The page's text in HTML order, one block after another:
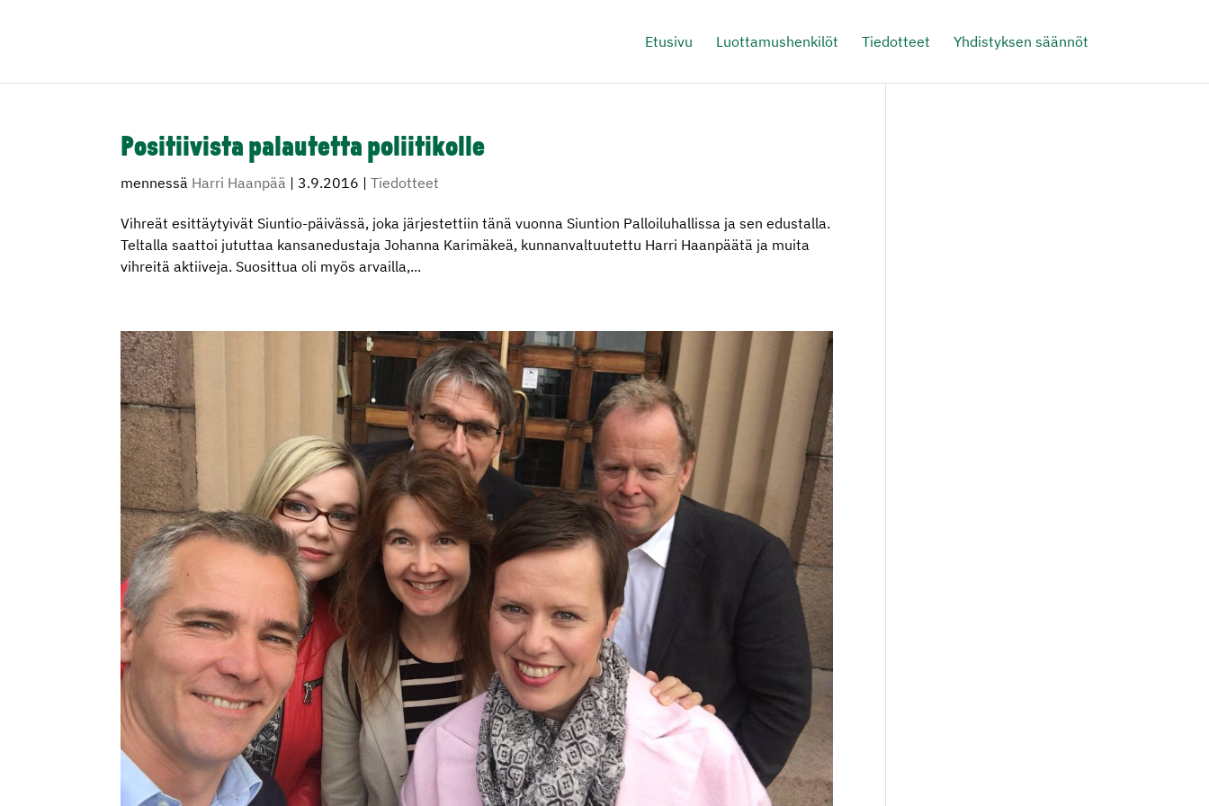
Etusivu Luottamushenkilöt Tiedotteet Yhdistyksen säännöt
Positiivista palautetta poliitikolle
mennessä Harri Haanpää |3.9.2016 |Tiedotteet
Vihreät esittäytyivät Siuntio-päivässä, joka järjestettiin tänä vuonna Siuntion Palloiluhallissa ja sen edustalla.
Teltalla saattoi jututtaa kansanedustaja Johanna Karimäkeä, kunnanvaltuutettu Harri Haanpäätä ja muita
vihreitä aktiiveja. Suosittua oli myös arvailla,...